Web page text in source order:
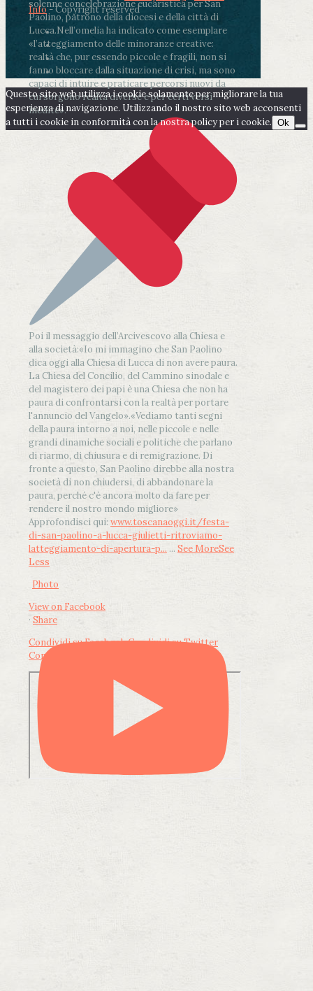
solenne concelebrazione eucaristica per San
Paolino, patrono della diocesi e della città di
Lucca.Nell’omelia ha indicato come esemplare
«l’atteggiamento delle minoranze creative:
realtà che, pur essendo piccole e fragili, non si
fanno bloccare dalla situazione di crisi, ma sono
capaci di intuire e praticare percorsi nuovi da
cui sorgono realtà diverse e per certi versi
inedite».
Poi il messaggio dell’Arcivescovo alla Chiesa e
alla società:«Io mi immagino che San Paolino
dica oggi alla Chiesa di Lucca di non avere paura.
La Chiesa del Concilio, del Cammino sinodale e
del magistero dei papi è una Chiesa che non ha
paura di confrontarsi con la realtà per portare
l'annuncio del Vangelo».«Vediamo tanti segni
della paura intorno a noi, nelle piccole e nelle
grandi dinamiche sociali e politiche che parlano
di riarmo, di chiusura e di remigrazione. Di
fronte a questo, San Paolino direbbe alla nostra
società di non chiudersi, di abbandonare la
paura, perché c'è ancora molto da fare per
rendere il nostro mondo migliore»
Approfondisci qui: www.toscanaoggi.it/festa-
di-san-paolino-a-lucca-giulietti-ritroviamo-
latteggiamento-di-apertura-p... ... See MoreSee
Less
Photo
View on Facebook
· Share
Condividi su FacebookCondividi su Twitter
Condividi su LinkedIn
Info- Copyright reserved
Questo sito web utilizza i cookie solamente per migliorare la tua
esperienza di navigazione. Utilizzando il nostro sito web acconsenti
a tutti i cookie in conformità con la nostra policy per i cookie. Ok